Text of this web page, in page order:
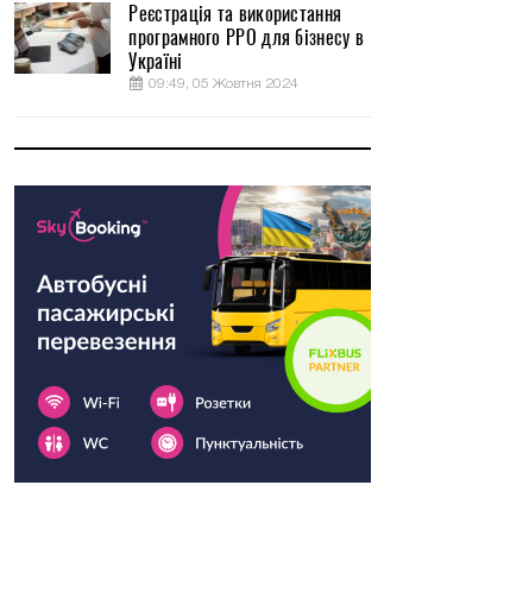
Реєстрація та використання
програмного РРО для бізнесу в
Україні
09:49, 05 Жовтня 2024